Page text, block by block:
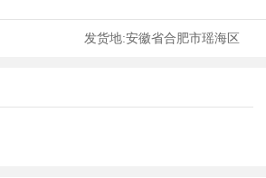
发货地:安徽省合肥市瑶海区